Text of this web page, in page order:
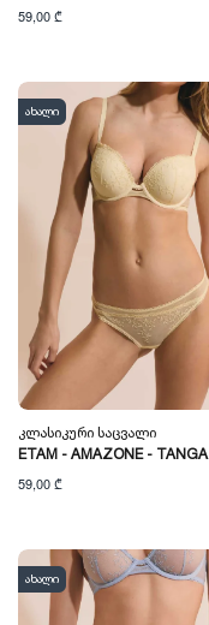
59,00 ₾
ახალი
Კლასიკური Საცვალი
ETAM - AMAZONE - TANGA
59,00 ₾
ახალი